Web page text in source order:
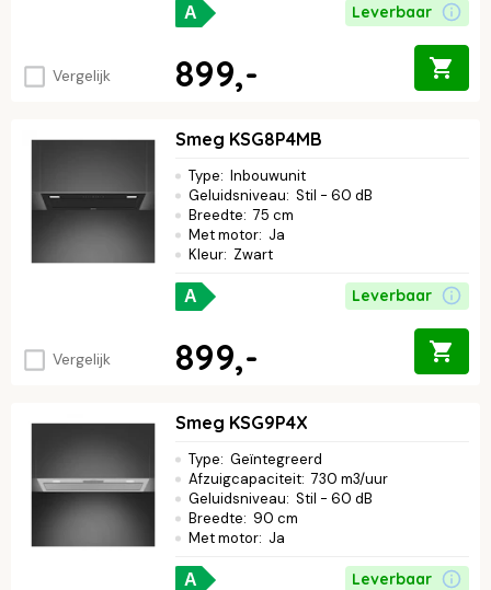
Vergelijk
A Leverbaar
899,-
Vergelijk
Smeg KSG8P4MB
Type: Inbouwunit
Geluidsniveau: Stil - 60 dB
Breedte: 75 cm
Met motor: Ja
Kleur: Zwart
A Leverbaar
899,-
Smeg KSG9P4X
Type: Geïntegreerd
Afzuigcapaciteit: 730 m3/uur
Geluidsniveau: Stil - 60 dB
Breedte: 90 cm
Met motor: Ja
A Leverbaar